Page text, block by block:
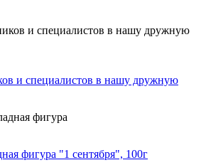
и специалистов в нашу дружную
фигура "1 сентября", 100г